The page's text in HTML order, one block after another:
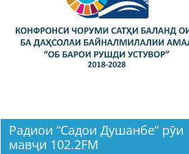
Радиои “Садои Душанбе” рӯи
мавҷи 102.2FM